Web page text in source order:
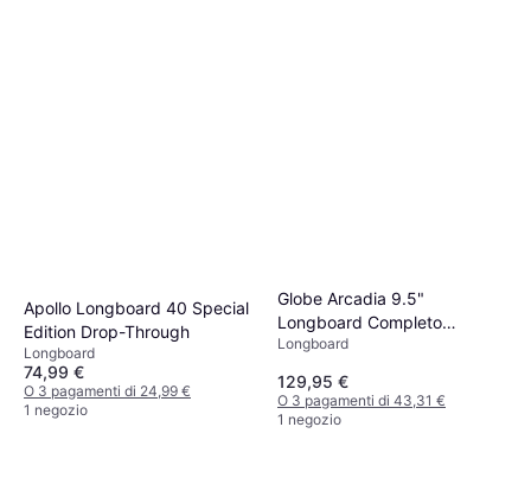
Apollo Longboard 40 Special
Edition Drop-Through
Longboard
74,99 €
O 3 pagamenti di 24,99 €
1 negozio
Globe Arcadia 9.5"
Longboard Completo
arancione bamboo/mountains
Longboard
129,95 €
O 3 pagamenti di 43,31 €
1 negozio